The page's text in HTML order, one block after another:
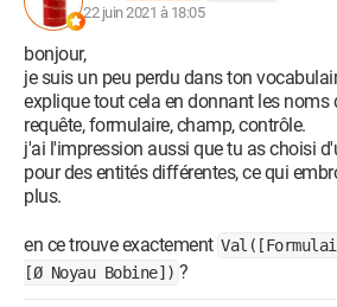
Par avance merci
22 juin 2021 à 18:05
bonjour,
je suis un peu perdu dans ton
explique tout cela en donnant les noms
requête, formulaire, champ, contrôle.
j'ai l'impression aussi que tu as choisi
pour des entités différentes, ce qui
plus.
en ce trouve exactement
[Ø Noyau Bobine]) ?